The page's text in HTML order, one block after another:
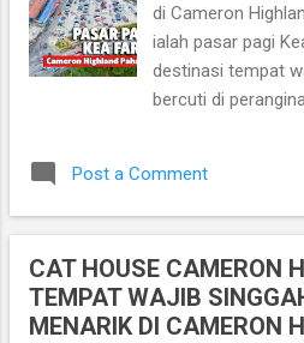
di Cameron
ialah pasar pagi
destinasi tempat
bercuti di
beroperasi dari
Alamat : Kea Farm
Kea Farm
https://goo.gl/
Lawati juga Blog
Post a Comment
CAT HOUSE CAMERON
TEMPAT WAJIB
MENARIK DI CAMERON